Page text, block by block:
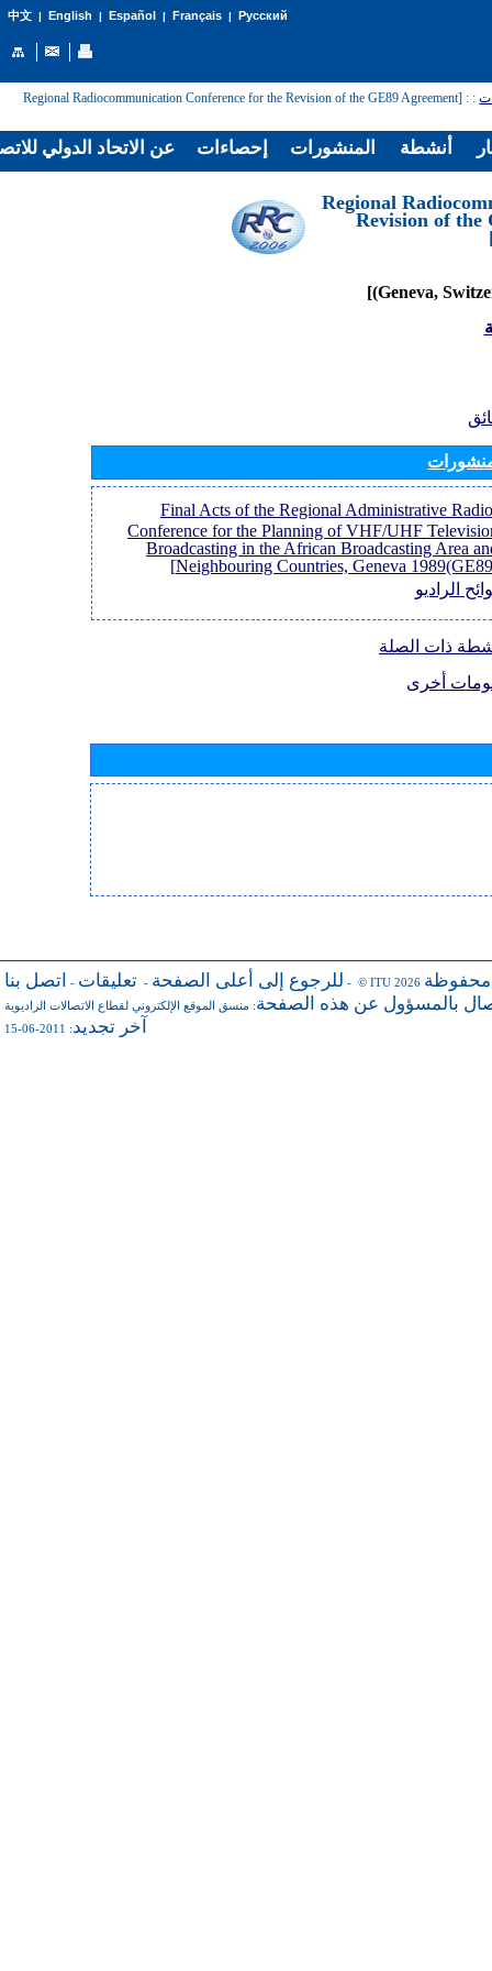
中文| English | Español | Français| Русский
:
: [Regional Radiocommunication Conference for the Revision of the GE89 Agreement
[Regional
Revision of the
[Final Acts of the Regional Administrative Radio
Conference for the Planning of VHF/UHF
Broadcasting in the African Broadcasting Area
Neighbouring Countries, Geneva
الراديو
ذات الصلة
أخرى
للرجوع إلى أعلى الصفحة - تعليقات - اتصل بنا - © ITU 2026 محفوظة
بالمسؤول عن هذه الصفحة: منسق الموقع الإلكتروني لقطاع الاتصالات الراديوية
آخر تجديد: 2011-06-15
عن الاتحاد الدولي إحصاءات المنشورات أنشطة